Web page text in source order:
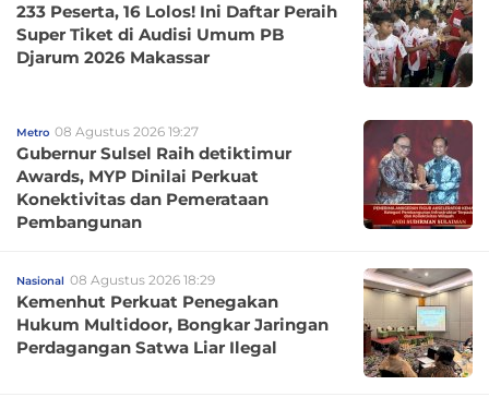
233 Peserta, 16 Lolos! Ini Daftar Peraih
Super Tiket di Audisi Umum PB
Djarum 2026 Makassar
Metro 08 Agustus 2026 19:27
Gubernur Sulsel Raih detiktimur
Awards, MYP Dinilai Perkuat
Konektivitas dan Pemerataan
Pembangunan
Nasional 08 Agustus 2026 18:29
Kemenhut Perkuat Penegakan
Hukum Multidoor, Bongkar Jaringan
Perdagangan Satwa Liar Ilegal